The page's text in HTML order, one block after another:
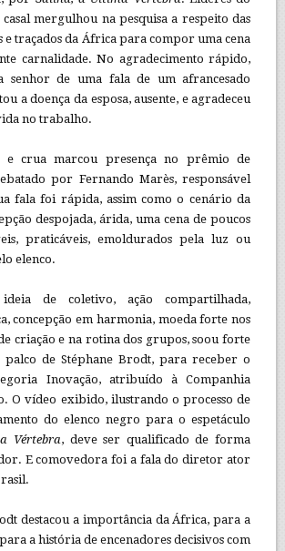
mergulhou na pesquisa a respeito das
e traçados da África para compor uma cena
carnalidade. No agradecimento rápido,
senhor de uma fala de um afrancesado
a doença da esposa, ausente, e agradeceu
no trabalho.
e crua marcou presença no prêmio de
por Fernando Marès, responsável
fala foi rápida, assim como o cenário da
despojada, árida, uma cena de poucos
praticáveis, emoldurados pela luz ou
elenco.
de coletivo, ação compartilhada,
concepção em harmonia, moeda forte nos
criação e na rotina dos grupos, soou forte
de Stéphane Brodt, para receber o
Inovação, atribuído à Companhia
O vídeo exibido, ilustrando o processo de
do elenco negro para o espetáculo
Vértebra, deve ser qualificado de forma
E comovedora foi a fala do diretor ator
destacou a importância da África, para a
a história de encenadores decisivos com